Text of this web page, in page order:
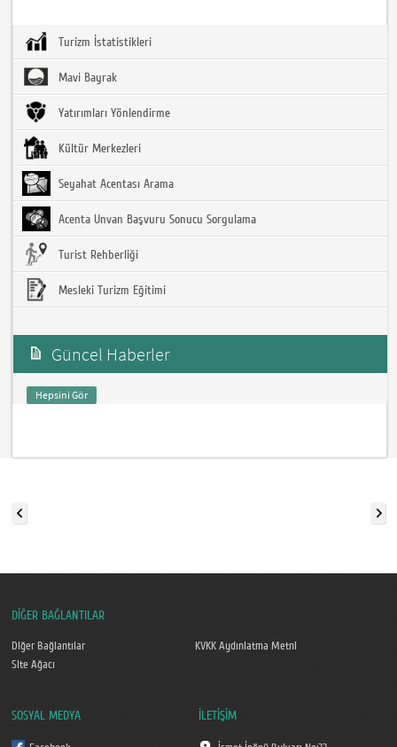
Turizm İstatistikleri
Mavi Bayrak
Yatırımları Yönlendirme
Kültür Merkezleri
Seyahat Acentası Arama
Acenta Unvan Başvuru Sonucu Sorgulama
Turist Rehberliği
Mesleki Turizm Eğitimi
Güncel Haberler
Hepsini Gör
DİĞER BAĞLANTILAR
Diğer Bağlantılar
KVKK Aydınlatma Metni
Site Ağacı
SOSYAL MEDYA İLETİŞİM